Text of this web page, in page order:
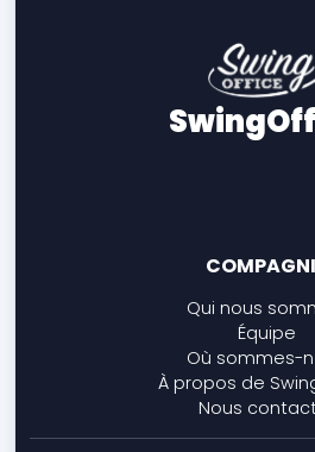
Qui nous
Équipe
Où sommes-
À propos de
Nous